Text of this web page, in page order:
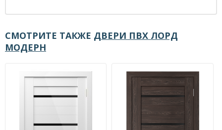
СМОТРИТЕ ТАКЖЕ ДВЕРИ ПВХ ЛОРД
МОДЕРН